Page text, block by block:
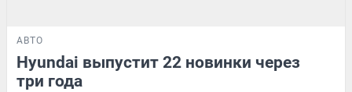
АВТО
Hyundai выпустит 22 новинки через
три года